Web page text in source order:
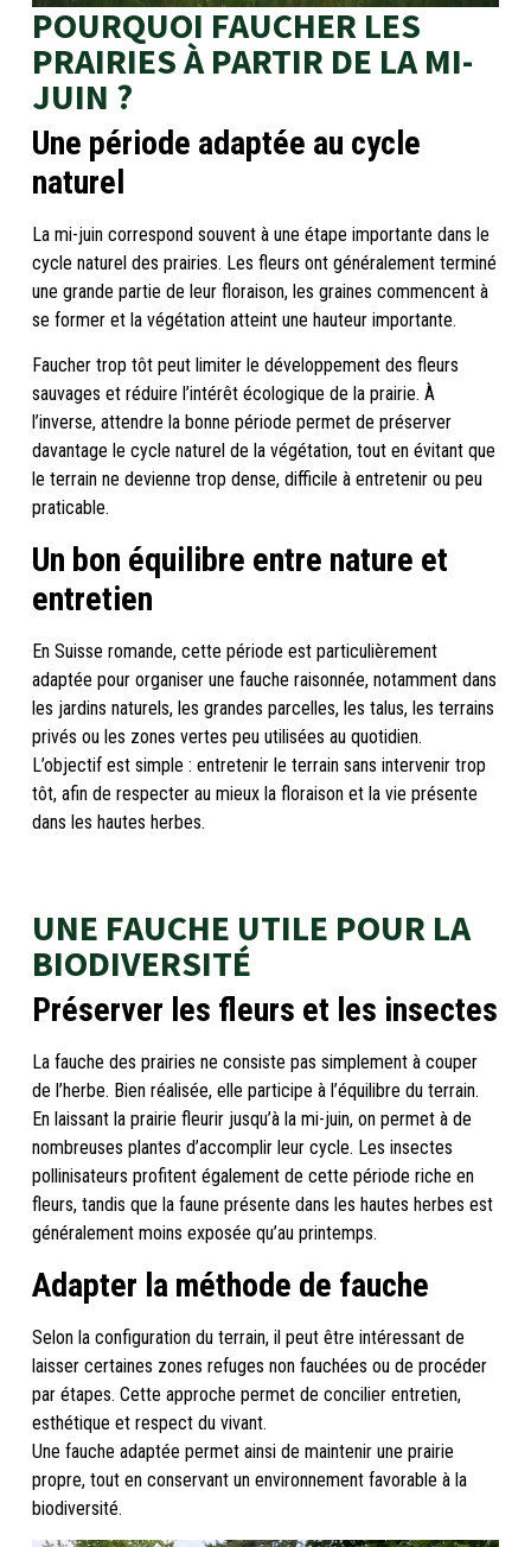
POURQUOI FAUCHER LES
PRAIRIES À PARTIR DE LA MI-
JUIN ?
Une période adaptée au cycle
naturel
La mi-juin correspond souvent à une étape importante dans le
cycle naturel des prairies. Les fleurs ont généralement terminé
une grande partie de leur floraison, les graines commencent à
se former et la végétation atteint une hauteur importante.
Faucher trop tôt peut limiter le développement des fleurs
sauvages et réduire l’intérêt écologique de la prairie. À
l’inverse, attendre la bonne période permet de préserver
davantage le cycle naturel de la végétation, tout en évitant que
le terrain ne devienne trop dense, difficile à entretenir ou peu
praticable.
Un bon équilibre entre nature et
entretien
En Suisse romande, cette période est particulièrement
adaptée pour organiser une fauche raisonnée, notamment dans
les jardins naturels, les grandes parcelles, les talus, les terrains
privés ou les zones vertes peu utilisées au quotidien.
L’objectif est simple : entretenir le terrain sans intervenir trop
tôt, afin de respecter au mieux la floraison et la vie présente
dans les hautes herbes.
UNE FAUCHE UTILE POUR LA
BIODIVERSITÉ
Préserver les fleurs et les insectes
La fauche des prairies ne consiste pas simplement à couper
de l’herbe. Bien réalisée, elle participe à l’équilibre du terrain.
En laissant la prairie fleurir jusqu’à la mi-juin, on permet à de
nombreuses plantes d’accomplir leur cycle. Les insectes
pollinisateurs profitent également de cette période riche en
fleurs, tandis que la faune présente dans les hautes herbes est
généralement moins exposée qu’au printemps.
Adapter la méthode de fauche
Selon la configuration du terrain, il peut être intéressant de
laisser certaines zones refuges non fauchées ou de procéder
par étapes. Cette approche permet de concilier entretien,
esthétique et respect du vivant.
Une fauche adaptée permet ainsi de maintenir une prairie
propre, tout en conservant un environnement favorable à la
biodiversité.